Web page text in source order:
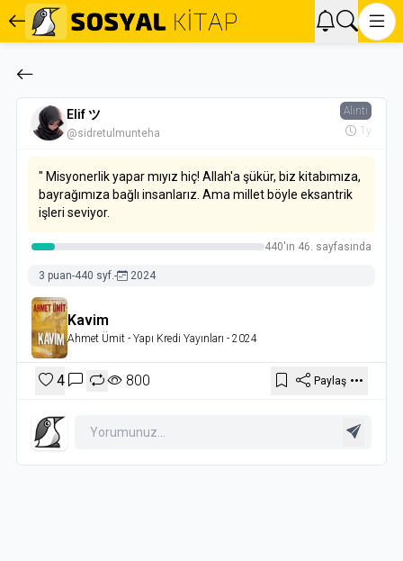
Elif ツ
@sidretulmunteha
Alıntı
1y
" Misyonerlik yapar mıyız hiç! Allah'a şükür, biz kitabımıza,
bayrağımıza bağlı insanlarız. Ama millet böyle eksantrik
işleri seviyor.
440'ın 46. sayfasında
3 puan-440 syf.- 2024
Kavim
Ahmet Ümit- Yapı Kredi Yayınları - 2024
4 800 Paylaş